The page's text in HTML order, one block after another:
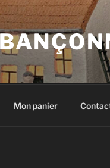
Mon panier